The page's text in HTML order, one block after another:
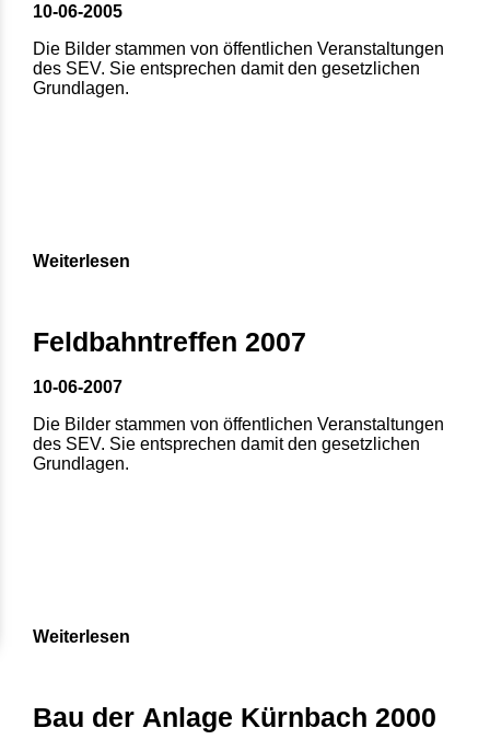
10-06-2005
Die Bilder stammen von öffentlichen Veranstaltungen
des SEV. Sie entsprechen damit den gesetzlichen
Grundlagen.
Weiterlesen
Feldbahntreffen 2007
10-06-2007
Die Bilder stammen von öffentlichen Veranstaltungen
des SEV. Sie entsprechen damit den gesetzlichen
Grundlagen.
Weiterlesen
Bau der Anlage Kürnbach 2000